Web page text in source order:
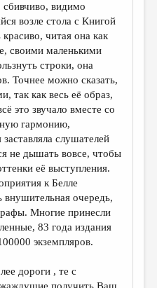
видимо
возле стола с Книгой
читая она как
своими маленькими
строки, она
Точнее можно сказать,
так как весь её образ,
это звучало вместе со
гармонию,
слушателей
не дышать вовсе, чтобы
её выступления.
к Белле
очередь,
Многие принесли
83 года издания
экземпляров.
дороги , те с